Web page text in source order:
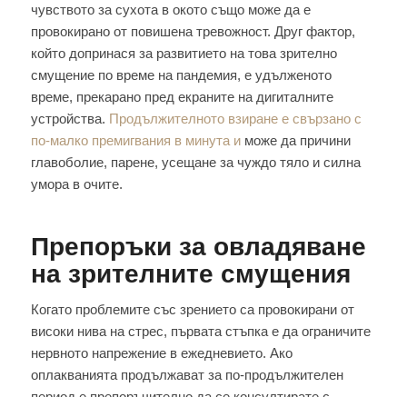
чувството за сухота в окото също може да е
провокирано от повишена тревожност. Друг фактор,
който допринася за развитието на това зрително
смущение по време на пандемия, е удълженото
време, прекарано пред екраните на дигиталните
устройства. Продължителното взиране е свързано с
по-малко премигвания в минута иможе да причини
главоболие, парене, усещане за чуждо тяло и силна
умора в очите.
Препоръки за овладяване
на зрителните смущения
Когато проблемите със зрението са провокирани от
високи нива на стрес, първата стъпка е да ограничите
нервното напрежение в ежедневието. Ако
оплакванията продължават за по-продължителен